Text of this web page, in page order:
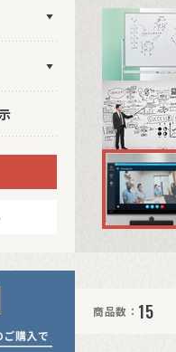
商品数： 15